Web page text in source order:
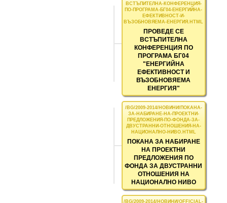
ПРОВЕДЕ СЕ
ВСТЪПИТЕЛНА
КОНФЕРЕНЦИЯ ПО
ПРОГРАМА БГ04
"ЕНЕРГИЙНА
ЕФЕКТИВНОСТ И
ВЪЗОБНОВЯЕМА
ЕНЕРГИЯ"
ПОКАНА ЗА НАБИРАНЕ
НА ПРОЕКТНИ
ПРЕДЛОЖЕНИЯ ПО
ФОНДА ЗА ДВУСТРАННИ
ОТНОШЕНИЯ НА
НАЦИОНАЛНО НИВО